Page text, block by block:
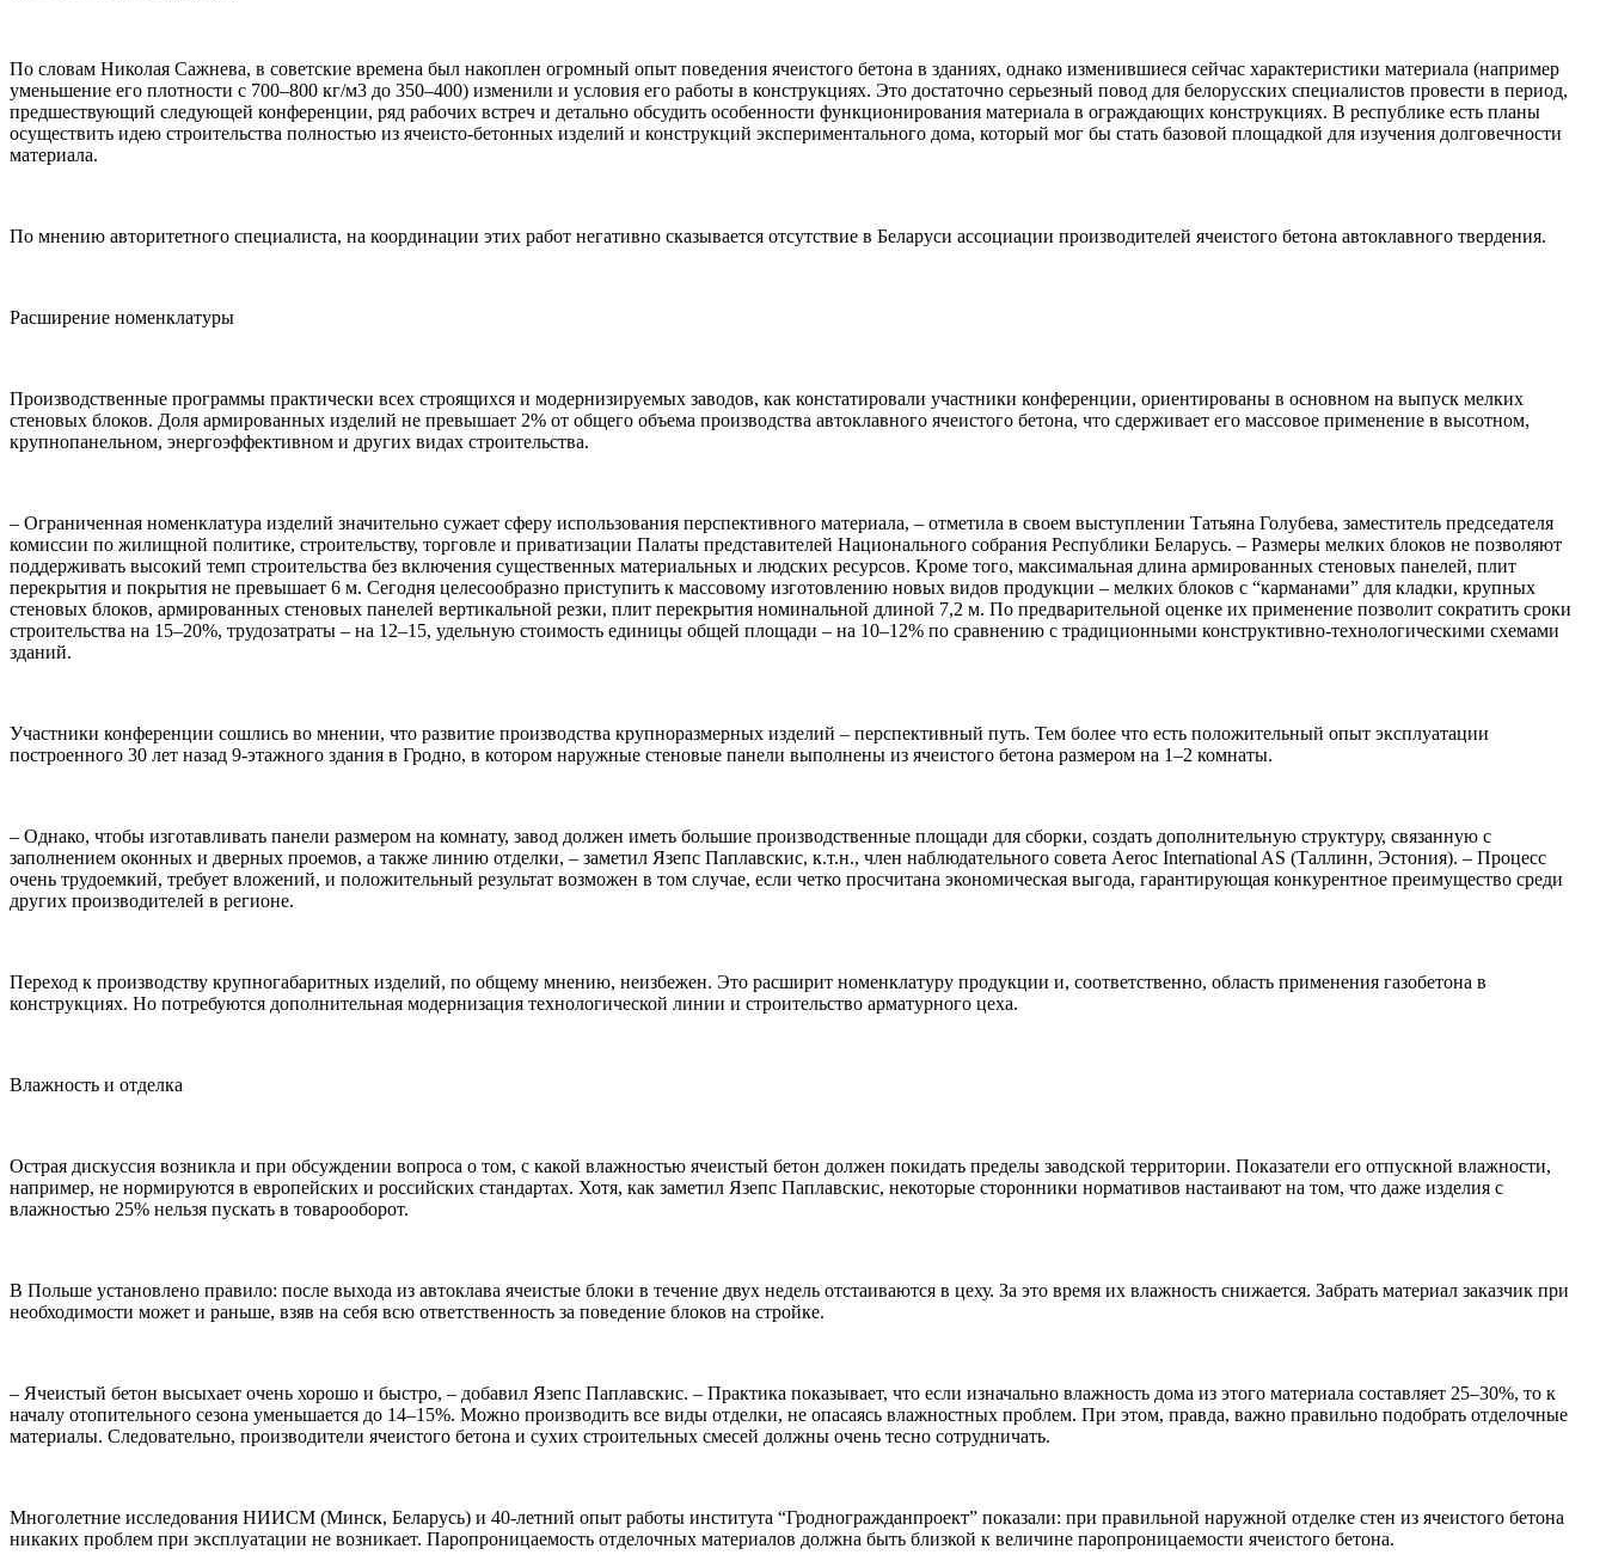
По словам Николая Сажнева, в советские времена был накоплен огромный опыт поведения ячеистого бетона в зданиях, однако изменившиеся сейчас характеристики материала (например
уменьшение его плотности с 700–800 кг/м3 до 350–400) изменили и условия его работы в конструкциях. Это достаточно серьезный повод для белорусских специалистов провести в период,
предшествующий следующей конференции, ряд рабочих встреч и детально обсудить особенности функционирования материала в ограждающих конструкциях. В республике есть планы
осуществить идею строительства полностью из ячеисто-бетонных изделий и конструкций экспериментального дома, который мог бы стать базовой площадкой для изучения долговечности
материала.
По мнению авторитетного специалиста, на координации этих работ негативно сказывается отсутствие в Беларуси ассоциации производителей ячеистого бетона автоклавного твердения.
Расширение номенклатуры
Производственные программы практически всех строящихся и модернизируемых заводов, как констатировали участники конференции, ориентированы в основном на выпуск мелких
стеновых блоков. Доля армированных изделий не превышает 2% от общего объема производства автоклавного ячеистого бетона, что сдерживает его массовое применение в высотном,
крупнопанельном, энергоэффективном и других видах строительства.
– Ограниченная номенклатура изделий значительно сужает сферу использования перспективного материала, – отметила в своем выступлении Татьяна Голубева, заместитель председателя
комиссии по жилищной политике, строительству, торговле и приватизации Палаты представителей Национального собрания Республики Беларусь. – Размеры мелких блоков не позволяют
поддерживать высокий темп строительства без включения существенных материальных и людских ресурсов. Кроме того, максимальная длина армированных стеновых панелей, плит
перекрытия и покрытия не превышает 6 м. Сегодня целесообразно приступить к массовому изготовлению новых видов продукции – мелких блоков с “карманами” для кладки, крупных
стеновых блоков, армированных стеновых панелей вертикальной резки, плит перекрытия номинальной длиной 7,2 м. По предварительной оценке их применение позволит сократить сроки
строительства на 15–20%, трудозатраты – на 12–15, удельную стоимость единицы общей площади – на 10–12% по сравнению с традиционными конструктивно-технологическими схемами
зданий.
Участники конференции сошлись во мнении, что развитие производства крупноразмерных изделий – перспективный путь. Тем более что есть положительный опыт эксплуатации
построенного 30 лет назад 9-этажного здания в Гродно, в котором наружные стеновые панели выполнены из ячеистого бетона размером на 1–2 комнаты.
– Однако, чтобы изготавливать панели размером на комнату, завод должен иметь большие производственные площади для сборки, создать дополнительную структуру, связанную с
заполнением оконных и дверных проемов, а также линию отделки, – заметил Язепс Паплавскис, к.т.н., член наблюдательного совета Aeroc International AS (Таллинн, Эстония). – Процесс
очень трудоемкий, требует вложений, и положительный результат возможен в том случае, если четко просчитана экономическая выгода, гарантирующая конкурентное преимущество среди
других производителей в регионе.
Переход к производству крупногабаритных изделий, по общему мнению, неизбежен. Это расширит номенклатуру продукции и, соответственно, область применения газобетона в
конструкциях. Но потребуются дополнительная модернизация технологической линии и строительство арматурного цеха.
Влажность и отделка
Острая дискуссия возникла и при обсуждении вопроса о том, с какой влажностью ячеистый бетон должен покидать пределы заводской территории. Показатели его отпускной влажности,
например, не нормируются в европейских и российских стандартах. Хотя, как заметил Язепс Паплавскис, некоторые сторонники нормативов настаивают на том, что даже изделия с
влажностью 25% нельзя пускать в товарооборот.
В Польше установлено правило: после выхода из автоклава ячеистые блоки в течение двух недель отстаиваются в цеху. За это время их влажность снижается. Забрать материал заказчик при
необходимости может и раньше, взяв на себя всю ответственность за поведение блоков на стройке.
– Ячеистый бетон высыхает очень хорошо и быстро, – добавил Язепс Паплавскис. – Практика показывает, что если изначально влажность дома из этого материала составляет 25–30%, то к
началу отопительного сезона уменьшается до 14–15%. Можно производить все виды отделки, не опасаясь влажностных проблем. При этом, правда, важно правильно подобрать отделочные
материалы. Следовательно, производители ячеистого бетона и сухих строительных смесей должны очень тесно сотрудничать.
Многолетние исследования НИИСМ (Минск, Беларусь) и 40-летний опыт работы института “Гродногражданпроект” показали: при правильной наружной отделке стен из ячеистого бетона
никаких проблем при эксплуатации не возникает. Паропроницаемость отделочных материалов должна быть близкой к величине паропроницаемости ячеистого бетона.